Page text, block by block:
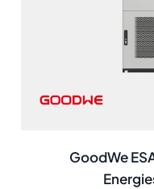
GoodWe